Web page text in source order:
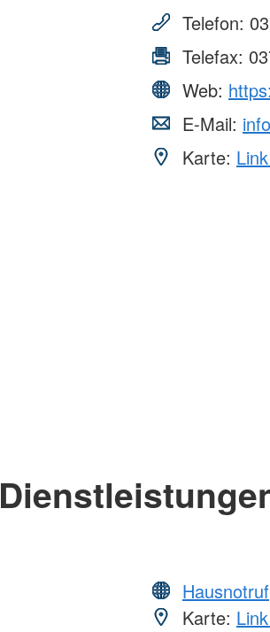
Telefon:
Telefax:
Web:
E-Mail:
Karte:
Hausnotruf
Karte: